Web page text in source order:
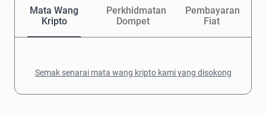
Mata Wang
Kripto
Perkhidmatan
Dompet
Pembayaran
Fiat
Semak senarai mata wang kripto kami yang disokong